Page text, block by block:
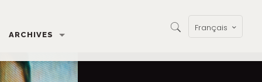
ARCHIVES
Français